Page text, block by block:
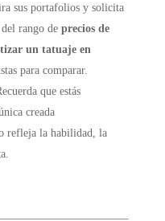
sus portafolios y solicita
rango de precios de
un tatuaje en
para comparar.
que estás
creada
refleja la habilidad, la